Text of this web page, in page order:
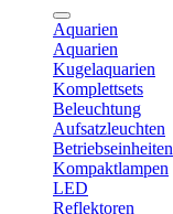
Aquarien
Aquarien
Kugelaquarien
Komplettsets
Beleuchtung
Aufsatzleuchten
Betriebseinheiten
Kompaktlampen
LED
Reflektoren